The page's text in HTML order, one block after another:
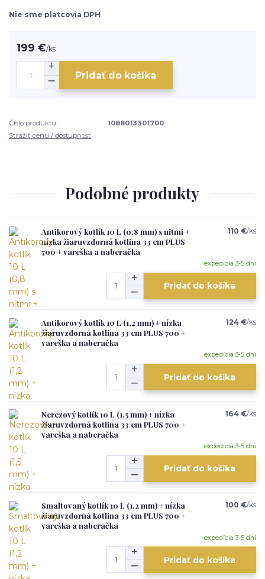
Nie sme platcovia DPH
199 €/ks
Pridať do košíka
Číslo produktu:
1088013301700
Strážiť cenu / dostupnosť
Podobné produkty
Antikorový kotlík 10 L (0,8 mm) s nitmi +
nízka žiaruvzdorná kotlina 33 cm PLUS
700 + vareška a naberačka
110 €/ks
expedícia 3-5 dní
Pridať do košíka
Antikorový kotlík 10 L (1,2 mm) + nízka
žiaruvzdorná kotlina 33 cm PLUS 700 +
vareška a naberačka
124 €/ks
expedícia 3-5 dní
Pridať do košíka
Nerezový kotlík 10 L (1,5 mm) + nízka
žiaruvzdorná kotlina 33 cm PLUS 700 +
vareška a naberačka
164 €/ks
expedícia 3-5 dní
Pridať do košíka
Smaltovaný kotlík 10 L (1,2 mm) + nízka
žiaruvzdorná kotlina 33 cm PLUS 700 +
vareška a naberačka
100 €/ks
expedícia 3-5 dní
Pridať do košíka